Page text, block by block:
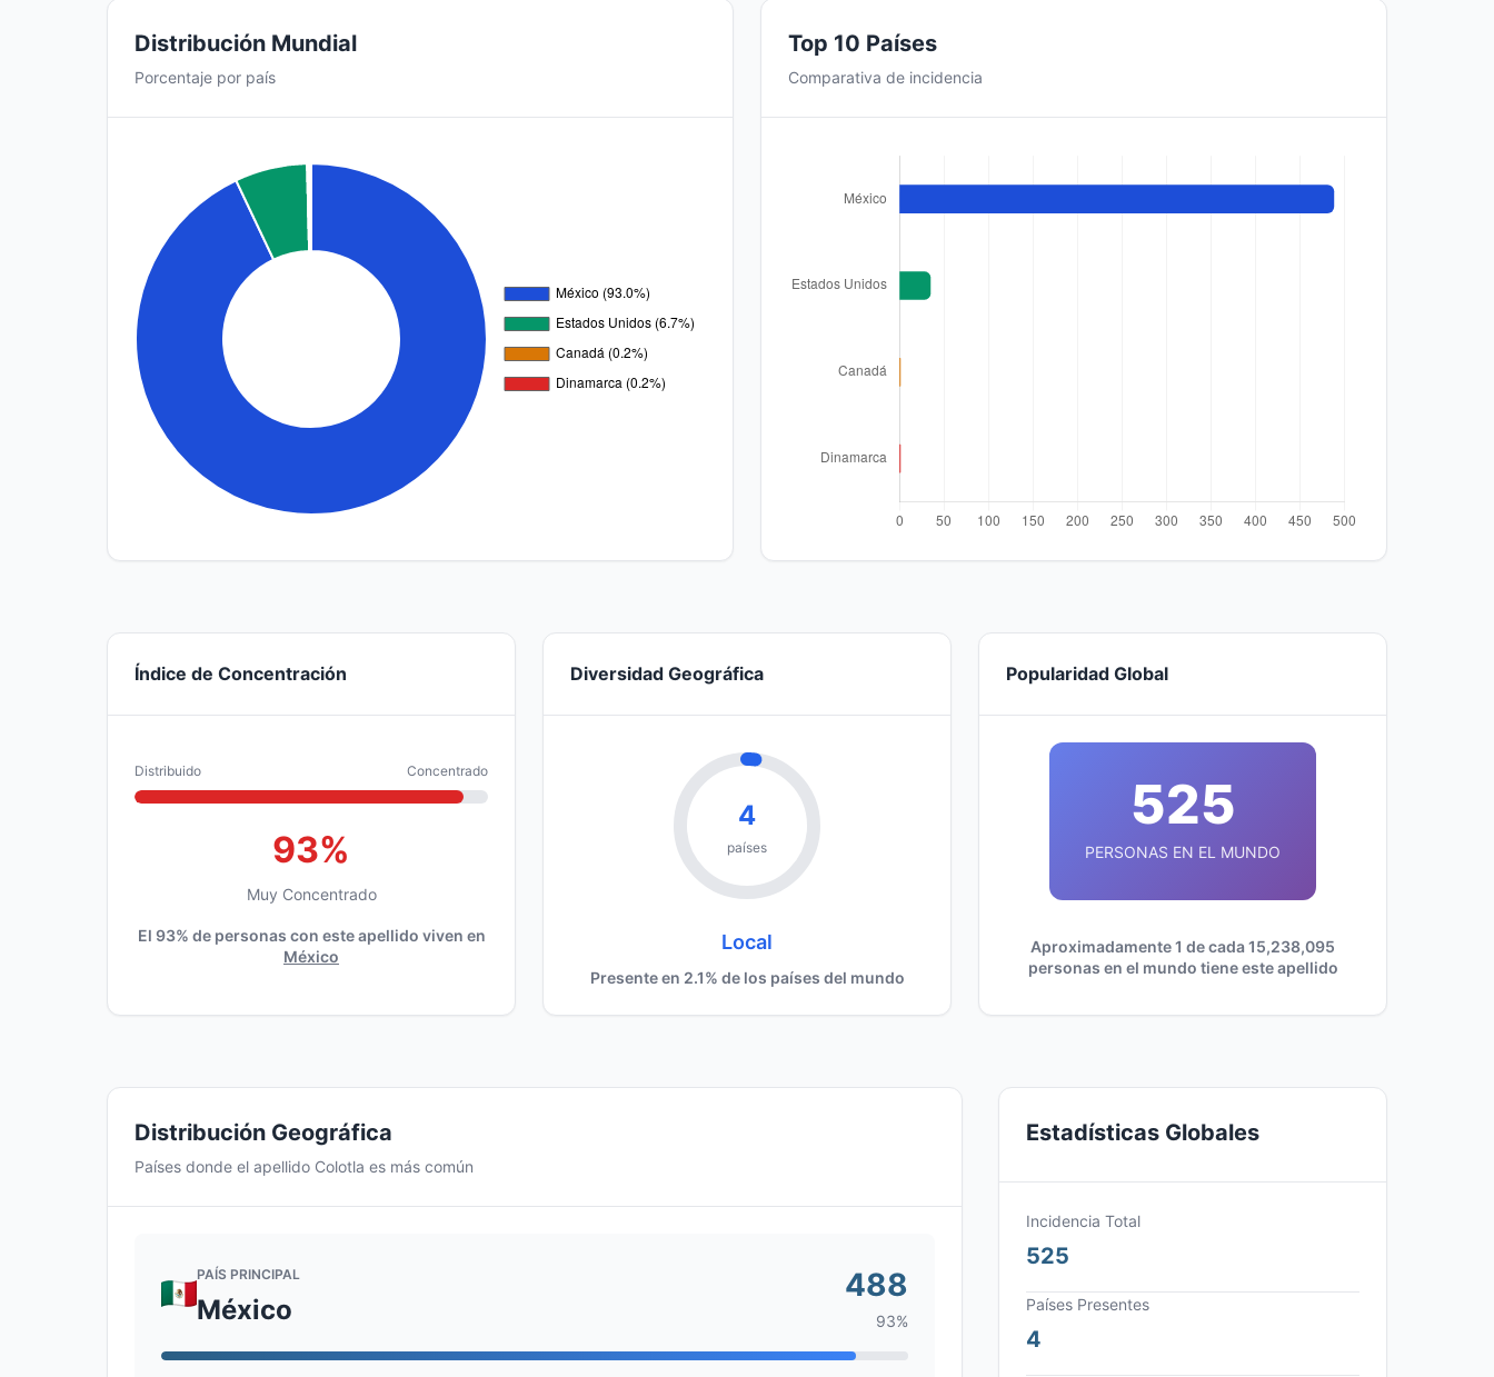
Distribución Mundial
Porcentaje por país
Top 10 Países
Comparativa de incidencia
Índice de Concentración
Distribuido Concentrado
93%
Muy Concentrado
El 93% de personas con este apellido viven en
México
Diversidad Geográfica
4
países
Local
Presente en 2.1% de los países del mundo
Popularidad Global
525
PERSONAS EN EL MUNDO
Aproximadamente 1 de cada 15,238,095
personas en el mundo tiene este apellido
Distribución Geográfica
Países donde el apellido Colotla es más común
PAÍS PRINCIPAL
México
488
93%
Estadísticas Globales
Incidencia Total
525
Países Presentes
4